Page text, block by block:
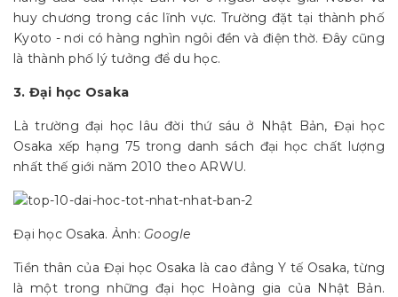
huy chương trong các lĩnh vực. Trường đặt tại thành phố
Kyoto - nơi có hàng nghìn ngôi đền và điện thờ. Đây cũng
là thành phố lý tưởng để du học.
3. Đại học Osaka
Là trường đại học lâu đời thứ sáu ở Nhật Bản, Đại học
Osaka xếp hạng 75 trong danh sách đại học chất lượng
nhất thế giới năm 2010 theo ARWU.
Đại học Osaka. Ảnh: Google
Tiền thân của Đại học Osaka là cao đẳng Y tế Osaka, từng
là một trong những đại học Hoàng gia của Nhật Bản.